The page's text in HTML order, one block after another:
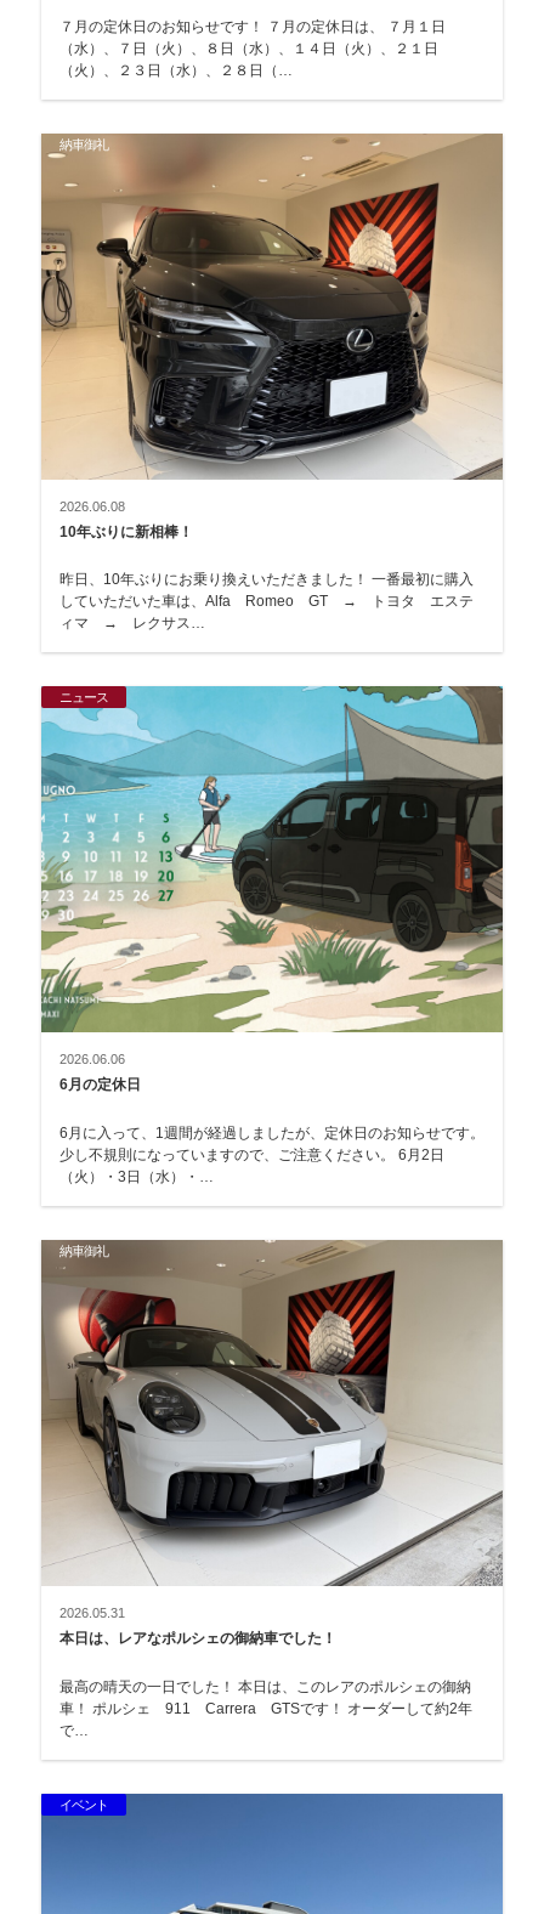
７月の定休日のお知らせです！ ７月の定休日は、 ７月１日
（水）、７日（火）、８日（水）、１４日（火）、２１日
（火）、２３日（水）、２８日（…
納車御礼
2026.06.08
10年ぶりに新相棒！
昨日、10年ぶりにお乗り換えいただきました！ 一番最初に購入
していただいた車は、Alfa Romeo GT → トヨタ エステ
ィマ → レクサス…
ニュース
2026.06.06
6月の定休日
6月に入って、1週間が経過しましたが、定休日のお知らせです。
少し不規則になっていますので、ご注意ください。 6月2日
（火）・3日（水）・…
納車御礼
2026.05.31
本日は、レアなポルシェの御納車でした！
最高の晴天の一日でした！ 本日は、このレアのポルシェの御納
車！ ポルシェ 911 Carrera GTSです！ オーダーして約2年
で…
イベント